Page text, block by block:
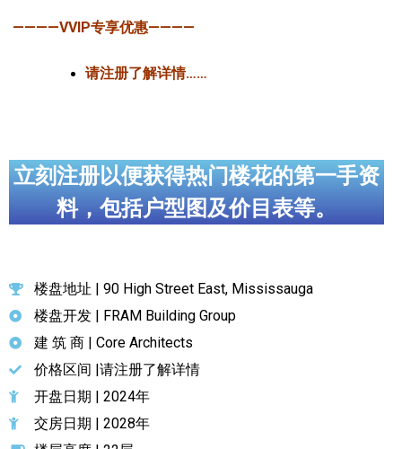
————VVIP专享优惠————
请注册了解详情……
立刻注册以便获得热门楼花的第一手资
料，包括户型图及价目表等。
楼盘地址 | 90 High Street East, Mississauga
楼盘开发 | FRAM Building Group
建 筑 商 | Core Architects
价格区间 |请注册了解详情
开盘日期 | 2024年
交房日期 | 2028年